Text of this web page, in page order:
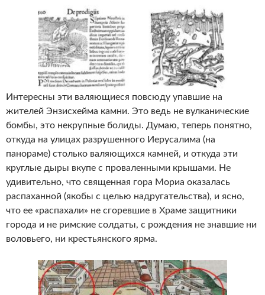
Интересны эти валяющиеся повсюду упавшие на
жителей Энзисхейма камни. Это ведь не вулканические
бомбы, это некрупные болиды. Думаю, теперь понятно,
откуда на улицах разрушенного Иерусалима (на
панораме) столько валяющихся камней, и откуда эти
круглые дыры вкупе с проваленными крышами. Не
удивительно, что священная гора Мориа оказалась
распаханной (якобы с целью надругательства), и ясно,
что ее «распахали» не сгоревшие в Храме защитники
города и не римские солдаты, с рождения не знавшие ни
воловьего, ни крестьянского ярма.